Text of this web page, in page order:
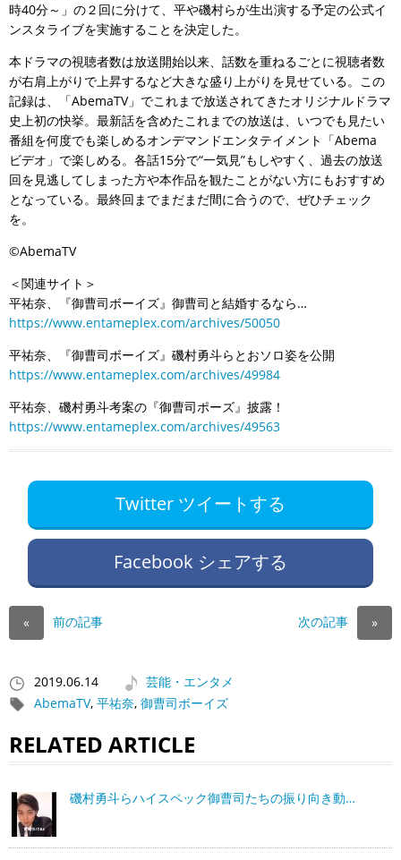
時40分～」の２回に分けて、平や磯村らが生出演する予定の公式イ
ンスタライブを実施することを決定した。
本ドラマの視聴者数は放送開始以来、話数を重ねるごとに視聴者数
が右肩上がりで上昇するなど大きな盛り上がりを見せている。この
記録は、「AbemaTV」でこれまで放送されてきたオリジナルドラマ
史上初の快挙。最新話を含めたこれまでの放送は、いつでも見たい
番組を何度でも楽しめるオンデマンドエンタテイメント「Abema
ビデオ」で楽しめる。各話15分で“一気見”もしやすく、過去の放送
回を見逃してしまった方や本作品を観たことがない方にもおすすめ
となっている。最終回までまだまだ間に合うので、ぜひチェック
を。
©AbemaTV
＜関連サイト＞
平祐奈、『御曹司ボーイズ』御曹司と結婚するなら…
https://www.entameplex.com/archives/50050
平祐奈、『御曹司ボーイズ』磯村勇斗らとおソロ姿を公開
https://www.entameplex.com/archives/49984
平祐奈、磯村勇斗考案の『御曹司ポーズ』披露！
https://www.entameplex.com/archives/49563
Twitter ツイートする
Facebook シェアする
« 前の記事 次の記事 »
2019.06.14
芸能・エンタメ
AbemaTV, 平祐奈, 御曹司ボーイズ
RELATED ARTICLE
磯村勇斗らハイスペック御曹司たちの振り向き動…